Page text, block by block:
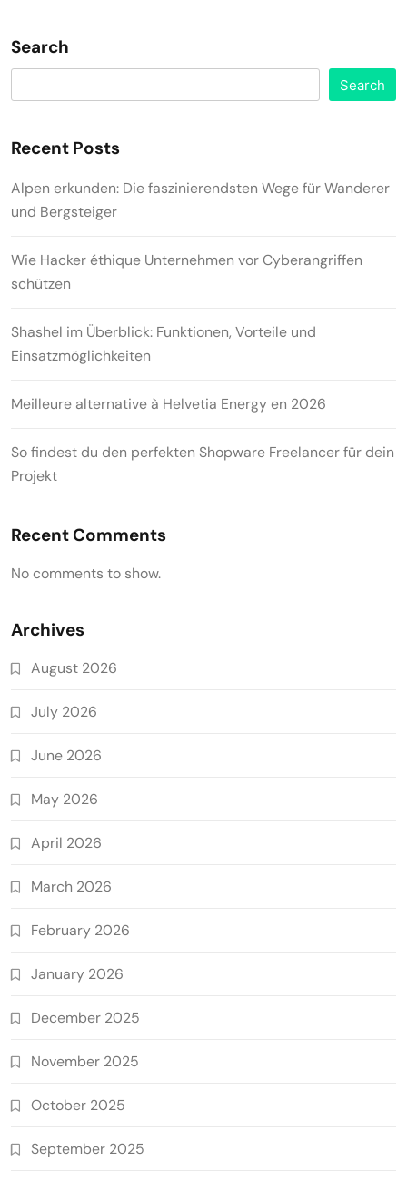
Search
Search
Recent Posts
Alpen erkunden: Die faszinierendsten Wege für Wanderer
und Bergsteiger
Wie Hacker éthique Unternehmen vor Cyberangriffen
schützen
Shashel im Überblick: Funktionen, Vorteile und
Einsatzmöglichkeiten
Meilleure alternative à Helvetia Energy en 2026
So findest du den perfekten Shopware Freelancer für dein
Projekt
Recent Comments
No comments to show.
Archives
August 2026
July 2026
June 2026
May 2026
April 2026
March 2026
February 2026
January 2026
December 2025
November 2025
October 2025
September 2025